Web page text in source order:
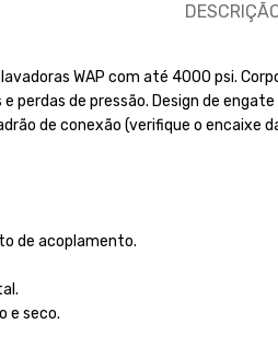
WAP com até 4000 psi.
de pressão. Design de
de conexão (verifique o encaixe
de acoplamento.
e seco.